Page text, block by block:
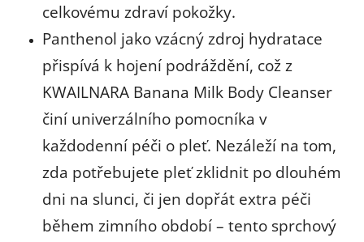
celkovému zdraví pokožky.
Panthenol jako vzácný zdroj hydratace
přispívá k hojení podráždění, což z
KWAILNARA Banana Milk Body Cleanser
činí univerzálního pomocníka v
každodenní péči o pleť. Nezáleží na tom,
zda potřebujete pleť zklidnit po dlouhém
dni na slunci, či jen dopřát extra péči
během zimního období – tento sprchový